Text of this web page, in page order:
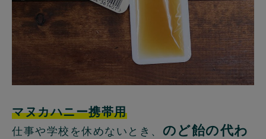
マヌカハニー携帯用
仕事や学校を休めないとき、 のど飴の代わ